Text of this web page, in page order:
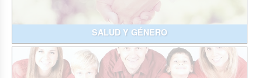
SALUD Y GÉNERO